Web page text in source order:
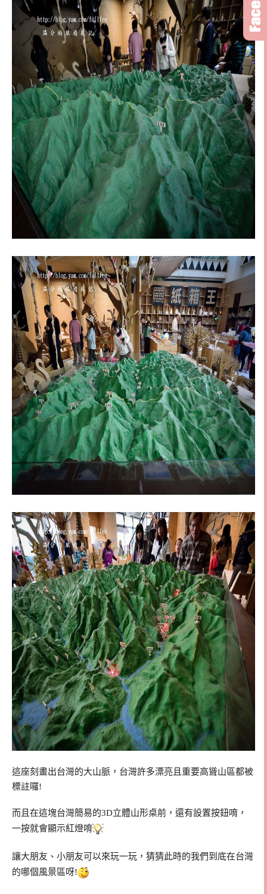
這座刻畫出台灣的大山脈，台灣許多漂亮且重要高聳山區都被
標註囉!
而且在這塊台灣簡易的3D立體山形桌前，還有設置按鈕唷，
一按就會顯示紅燈唷
讓大朋友、小朋友可以來玩一玩，猜猜此時的我們到底在台灣
的哪個風景區呀!